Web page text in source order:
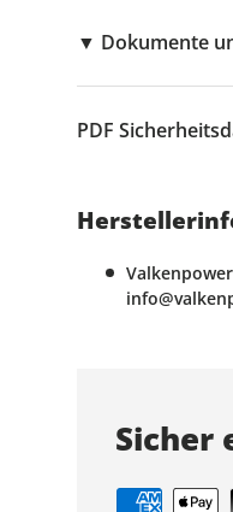
▼ Dokumente
PDF
Sicher